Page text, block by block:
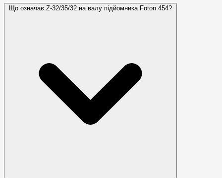
Що означає Z-32/35/32 на валу підйомника Foton 454?